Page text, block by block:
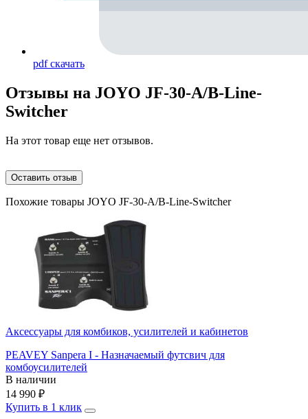
pdf скачать
Отзывы на JOYO JF-30-A/B-Line-
Switcher
На этот товар еще нет отзывов.
Оставить отзыв
Похожие товары JOYO JF-30-A/B-Line-Switcher
Аксессуары для комбиков, усилителей и кабинетов
PEAVEY Sanpera I - Назначаемый футсвич для
комбоусилителей
В наличии
14 990 ₽
Купить в 1 клик